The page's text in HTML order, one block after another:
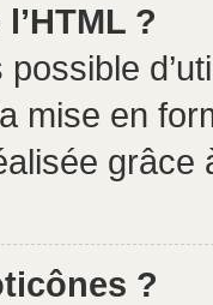
?
possible
mise en
grâce
?